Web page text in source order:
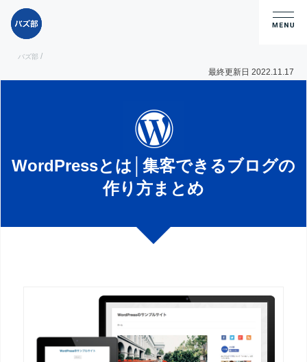
バズ部 /
最終更新日 2022.11.17
WordPressとは│集客できるブログの
作り方まとめ